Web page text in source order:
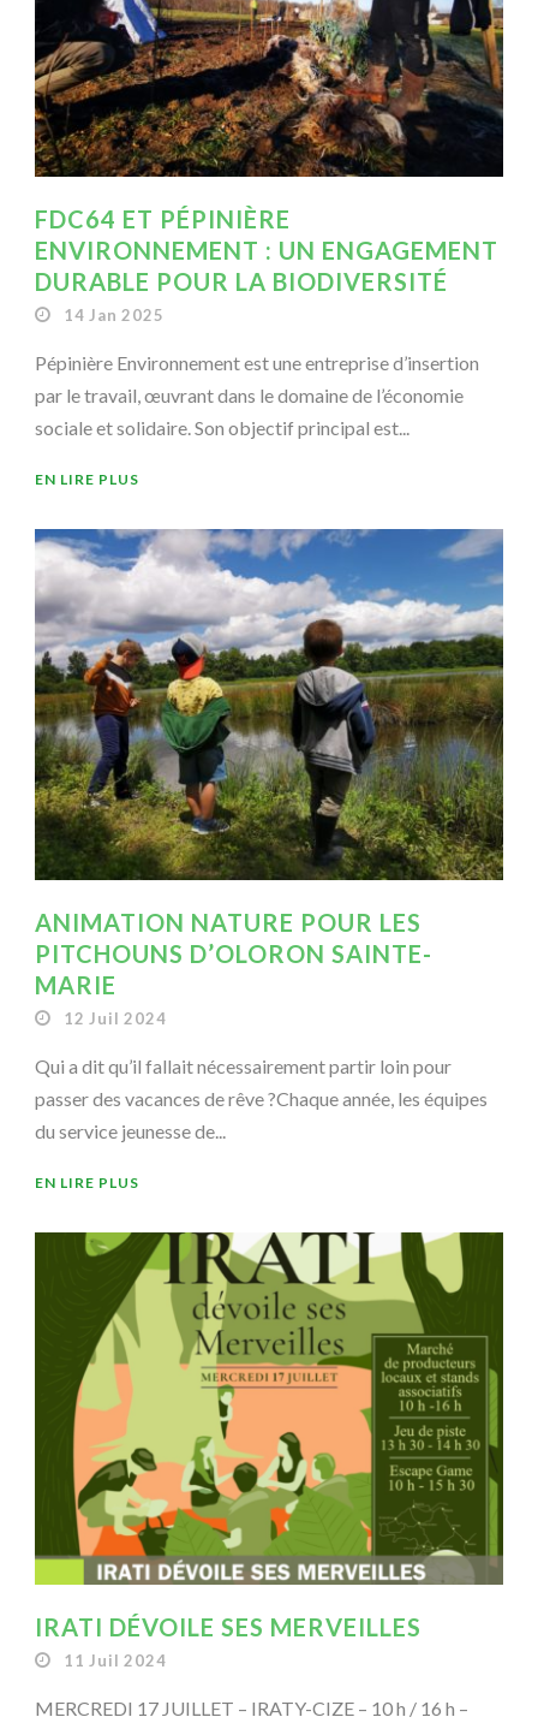
FDC64 ET PÉPINIÈRE
ENVIRONNEMENT : UN ENGAGEMENT
DURABLE POUR LA BIODIVERSITÉ
14 Jan 2025
Pépinière Environnement est une entreprise d’insertion
par le travail, œuvrant dans le domaine de l’économie
sociale et solidaire. Son objectif principal est...
EN LIRE PLUS
ANIMATION NATURE POUR LES
PITCHOUNS D’OLORON SAINTE-
MARIE
12 Juil 2024
Qui a dit qu’il fallait nécessairement partir loin pour
passer des vacances de rêve ?Chaque année, les équipes
du service jeunesse de...
EN LIRE PLUS
IRATI DÉVOILE SES MERVEILLES
11 Juil 2024
MERCREDI 17 JUILLET – IRATY-CIZE – 10 h / 16 h –